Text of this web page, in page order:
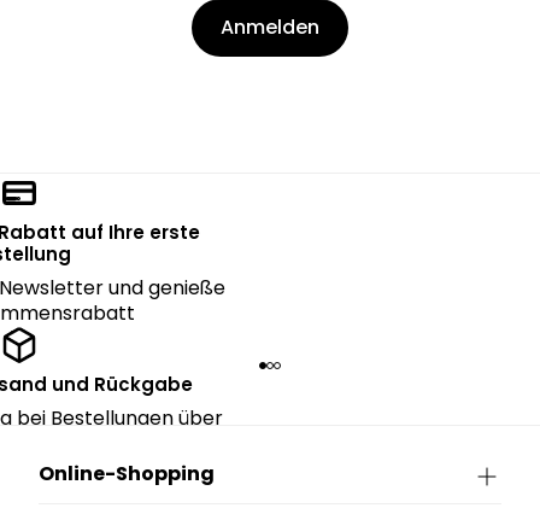
Anmelden
auf Ihre erste
und genieße
und Rückgabe
bei Bestellungen über
Online-Shopping